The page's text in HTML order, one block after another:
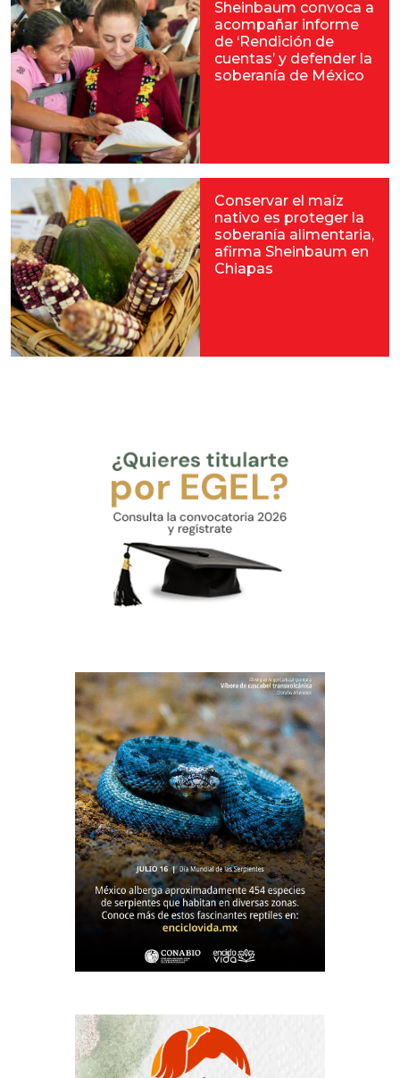
Sheinbaum convoca a
acompañar informe
de ‘Rendición de
cuentas’ y defender la
soberanía de México
Conservar el maíz
nativo es proteger la
soberanía alimentaria,
afirma Sheinbaum en
Chiapas